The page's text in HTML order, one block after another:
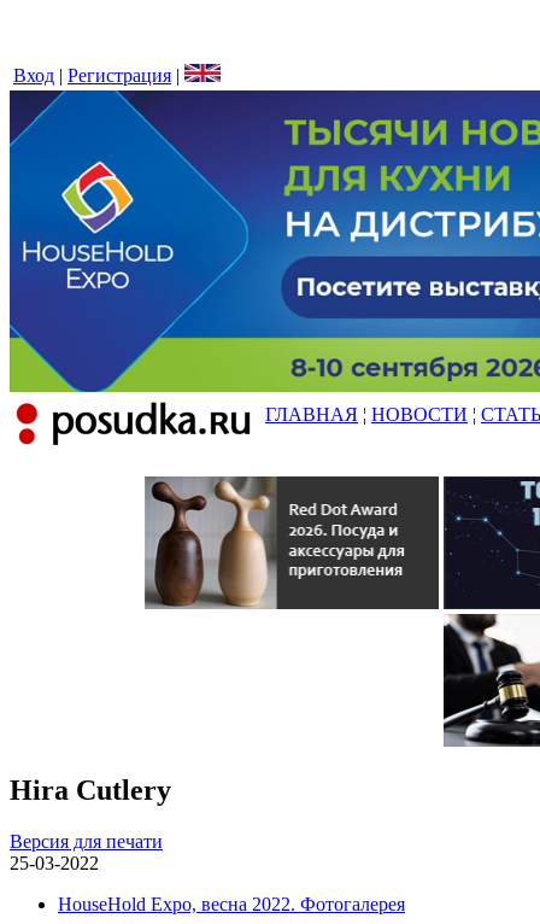
Вход | Регистрация |
ГЛАВНАЯ ¦ НОВОСТИ ¦
Hira Cutlery
Версия для печати
25-03-2022
HouseHold Expo, весна 2022. Фотогалерея